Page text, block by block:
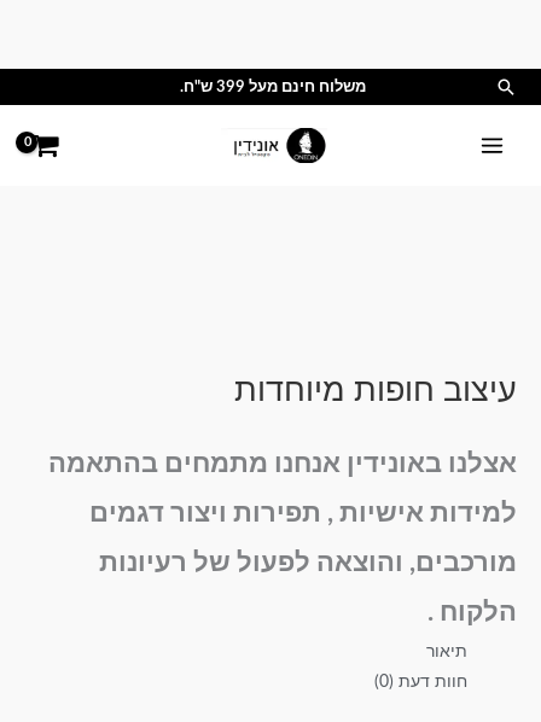
חיפוש משלוח חינם מעל 399 ש"ח.
עיצוב חופות מיוחדות
אצלנו באונידין אנחנו מתמחים בהתאמה
למידות אישיות , תפירות ויצור דגמים
מורכבים, והוצאה לפעול של רעיונות
הלקוח .
תיאור
חוות דעת (0)